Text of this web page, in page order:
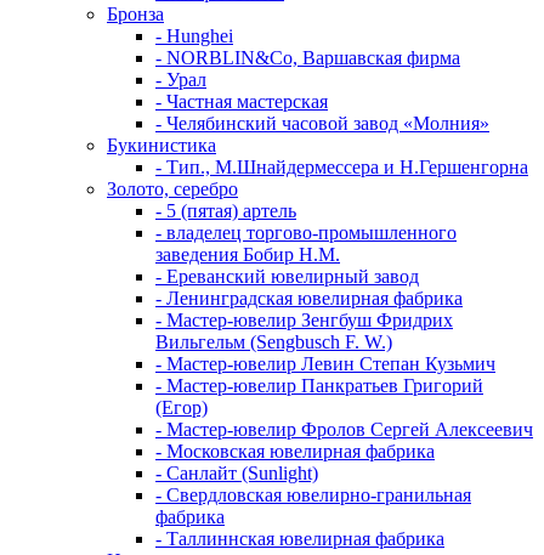
Бронза
- Hunghei
- NORBLIN&Co, Варшавская фирма
- Урал
- Частная мастерская
- Челябинский часовой завод «Молния»
Букинистика
- Тип., М.Шнайдермессера и Н.Гершенгорна
Золото, серебро
- 5 (пятая) артель
- владелец торгово-промышленного
заведения Бобир Н.М.
- Ереванский ювелирный завод
- Ленинградская ювелирная фабрика
- Мастер-ювелир Зенгбуш Фридрих
Вильгельм (Sengbusch F. W.)
- Мастер-ювелир Левин Степан Кузьмич
- Мастер-ювелир Панкратьев Григорий
(Егор)
- Мастер-ювелир Фролов Сергей Алексеевич
- Московская ювелирная фабрика
- Санлайт (Sunlight)
- Свердловская ювелирно-гранильная
фабрика
- Таллиннская ювелирная фабрика